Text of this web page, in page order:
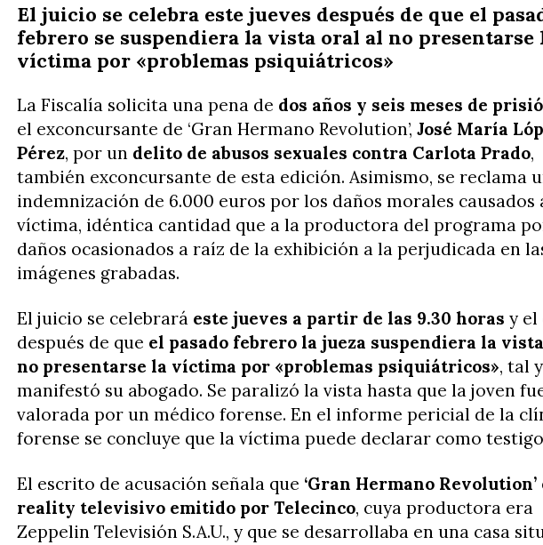
El juicio se celebra este jueves después de que el
febrero se suspendiera la vista oral al no presentarse
víctima por «problemas psiquiátricos»
La Fiscalía solicita una pena de dos años y seis meses de
el exconcursante de ‘Gran Hermano Revolution’, José María
Pérez, por un delito de abusos sexuales contra Carlota Prado,
también exconcursante de esta edición. Asimismo, se reclama
indemnización de 6.000 euros por los daños morales causados
víctima, idéntica cantidad que a la productora del programa
daños ocasionados a raíz de la exhibición a la perjudicada en
imágenes grabadas.
El juicio se celebrará este jueves a partir de las 9.30 horas y el
después de que el pasado febrero la jueza suspendiera la
no presentarse la víctima por «problemas psiquiátricos», tal
manifestó su abogado. Se paralizó la vista hasta que la joven
valorada por un médico forense. En el informe pericial de la
forense se concluye que la víctima puede declarar como
El escrito de acusación señala que ‘Gran Hermano Revolution’
reality televisivo emitido por Telecinco, cuya productora era
Zeppelin Televisión S.A.U., y que se desarrollaba en una casa